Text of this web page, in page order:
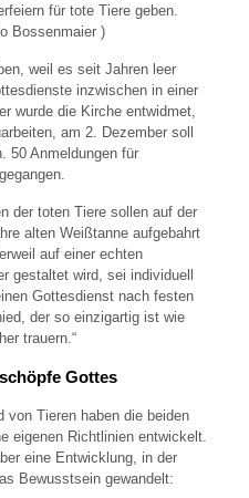
für tote Tiere geben.
Bossenmaier )
weil es seit Jahren leer
inzwischen in einer
wurde die Kirche entwidmet,
am 2. Dezember soll
50 Anmeldungen für
der toten Tiere sollen auf der
alten Weißtanne aufgebahrt
auf einer echten
gestaltet wird, sei individuell
Gottesdienst nach festen
der so einzigartig ist wie
trauern.“
Gottes
von Tieren haben die beiden
eigenen Richtlinien entwickelt.
eine Entwicklung, in der
Bewusstsein gewandelt: